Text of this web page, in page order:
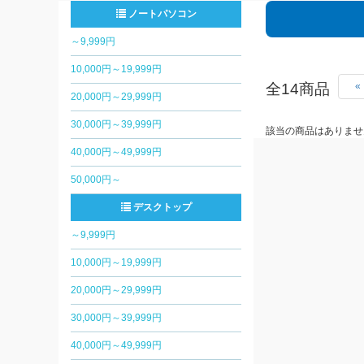
ノートパソコン
～9,999円
10,000円～19,999円
20,000円～29,999円
30,000円～39,999円
40,000円～49,999円
50,000円～
デスクトップ
～9,999円
10,000円～19,999円
20,000円～29,999円
30,000円～39,999円
40,000円～49,999円
全14商品 «
該当の商品はありませ